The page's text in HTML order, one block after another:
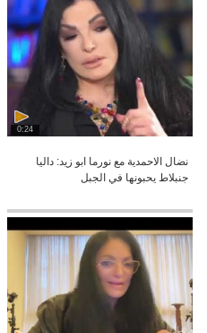
0:24
نضال الاحمدية مع نورما ابو زيد: داليا
جنبلاط يحبونها في الجبل